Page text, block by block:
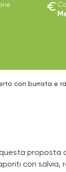
euro
con burrata e
proposta
con